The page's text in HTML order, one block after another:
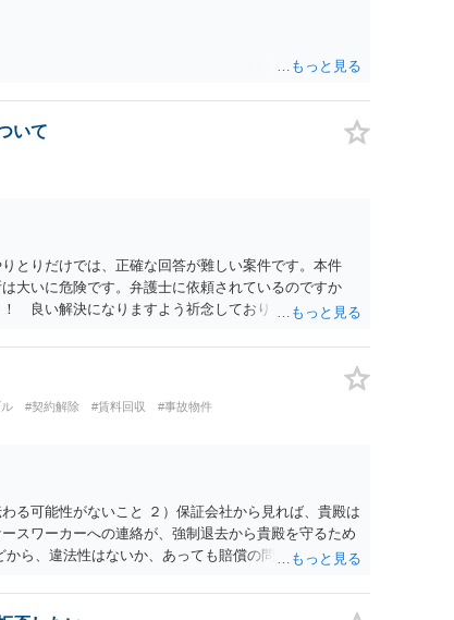
いて
とりだけでは、正確な回答が難しい案件です。本件
大いに危険です。弁護士に依頼されているのですか
良い解決になりますよう祈念しております。
#契約解除 #賃料回収 #事故物件
る可能性がないこと ２）保証会社から見れば、貴殿は
スワーカーへの連絡が、強制退去から貴殿を守るため
ら、違法性はないか、あっても賠償の問題にはならな